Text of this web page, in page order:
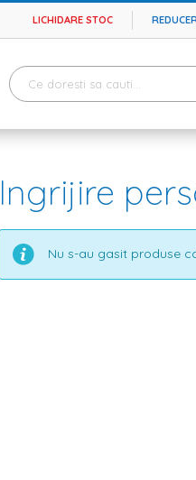
LICHIDARE STOC
Ingrijire
Nu s-au gasit produse